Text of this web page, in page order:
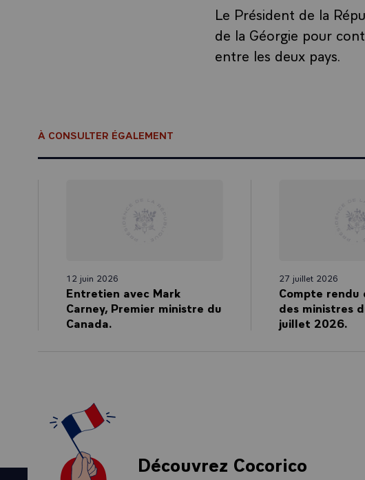
Le Président de la
de la Géorgie pour
entre les deux pays.
À CONSULTER ÉGALEMENT
12 juin 2026
Entretien avec Mark
Carney, Premier ministre du
Canada.
27 juillet 2026
Compte rendu
des ministres
juillet 2026.
Découvrez Cocorico